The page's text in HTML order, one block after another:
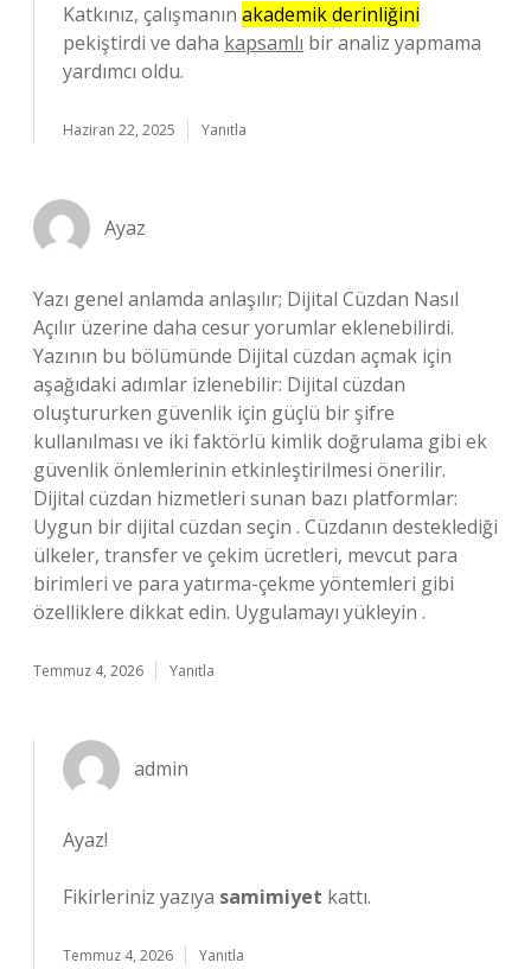
Katkınız, çalışmanın akademik derinliğini
pekiştirdi ve daha kapsamlı bir analiz yapmama
yardımcı oldu.
Haziran 22, 2025 Yanıtla
Ayaz
Yazı genel anlamda anlaşılır; Dijital Cüzdan Nasıl
Açılır üzerine daha cesur yorumlar eklenebilirdi.
Yazının bu bölümünde Dijital cüzdan açmak için
aşağıdaki adımlar izlenebilir: Dijital cüzdan
oluştururken güvenlik için güçlü bir şifre
kullanılması ve iki faktörlü kimlik doğrulama gibi ek
güvenlik önlemlerinin etkinleştirilmesi önerilir.
Dijital cüzdan hizmetleri sunan bazı platformlar:
Uygun bir dijital cüzdan seçin . Cüzdanın desteklediği
ülkeler, transfer ve çekim ücretleri, mevcut para
birimleri ve para yatırma-çekme yöntemleri gibi
özelliklere dikkat edin. Uygulamayı yükleyin .
Temmuz 4, 2026 Yanıtla
admin
Ayaz!
Fikirleriniz yazıya samimiyet kattı.
Temmuz 4, 2026 Yanıtla